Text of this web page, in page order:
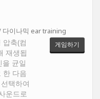
다이나믹 ear training
압축(컴
재생됩
을 균일
한 다음
택하여
운드로
게임하기